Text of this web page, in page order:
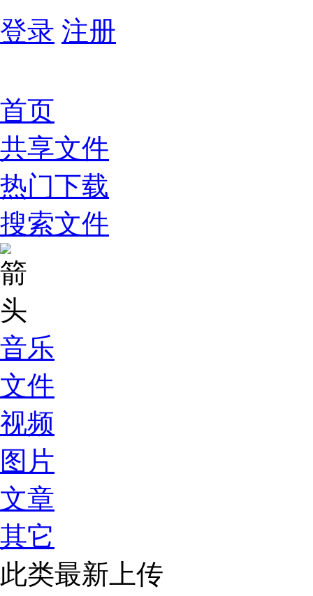
登录 注册
首页
共享文件
热门下载
搜索文件
音乐
文件
视频
图片
文章
其它
此类最新上传